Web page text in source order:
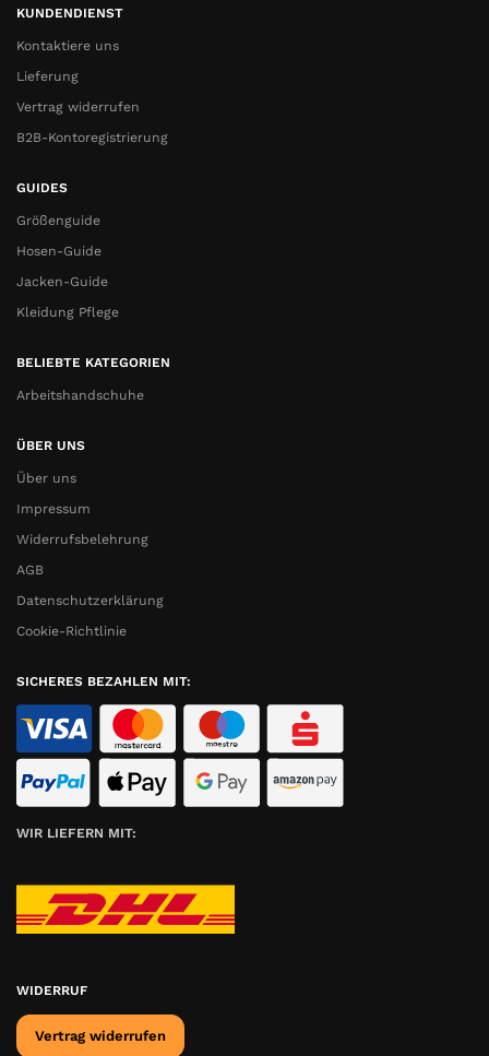
KUNDENDIENST
Kontaktiere uns
Lieferung
Vertrag widerrufen
B2B-Kontoregistrierung
GUIDES
Größenguide
Hosen-Guide
Jacken-Guide
Kleidung Pflege
BELIEBTE KATEGORIEN
Arbeitshandschuhe
ÜBER UNS
Über uns
Impressum
Widerrufsbelehrung
AGB
Datenschutzerklärung
Cookie-Richtlinie
SICHERES BEZAHLEN MIT:
WIR LIEFERN MIT:
WIDERRUF
Vertrag widerrufen